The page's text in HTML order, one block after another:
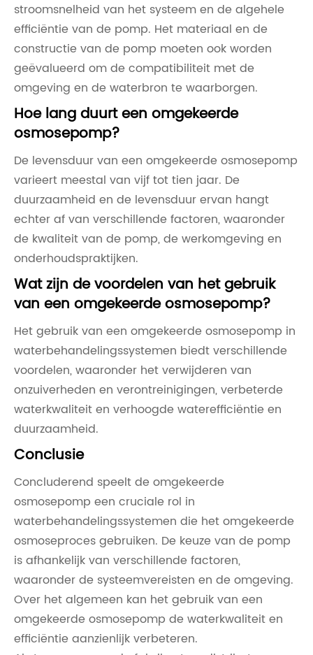
stroomsnelheid van het systeem en de algehele
efficiëntie van de pomp. Het materiaal en de
constructie van de pomp moeten ook worden
geëvalueerd om de compatibiliteit met de
omgeving en de waterbron te waarborgen.
Hoe lang duurt een omgekeerde
osmosepomp?
De levensduur van een omgekeerde osmosepomp
varieert meestal van vijf tot tien jaar. De
duurzaamheid en de levensduur ervan hangt
echter af van verschillende factoren, waaronder
de kwaliteit van de pomp, de werkomgeving en
onderhoudspraktijken.
Wat zijn de voordelen van het gebruik
van een omgekeerde osmosepomp?
Het gebruik van een omgekeerde osmosepomp in
waterbehandelingssystemen biedt verschillende
voordelen, waaronder het verwijderen van
onzuiverheden en verontreinigingen, verbeterde
waterkwaliteit en verhoogde waterefficiëntie en
duurzaamheid.
Conclusie
Concluderend speelt de omgekeerde
osmosepomp een cruciale rol in
waterbehandelingssystemen die het omgekeerde
osmoseproces gebruiken. De keuze van de pomp
is afhankelijk van verschillende factoren,
waaronder de systeemvereisten en de omgeving.
Over het algemeen kan het gebruik van een
omgekeerde osmosepomp de waterkwaliteit en
efficiëntie aanzienlijk verbeteren.